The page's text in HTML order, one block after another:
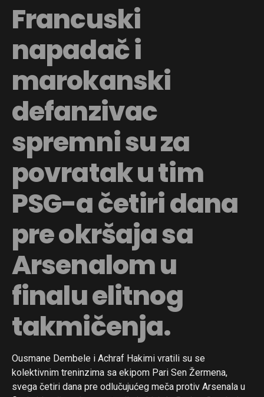
Francuski
napadač i
marokanski
defanzivac
spremni su za
povratak u tim
PSG-a četiri dana
pre okršaja sa
Arsenalom u
finalu elitnog
takmičenja.
Ousmane Dembele i Achraf Hakimi vratili su se
kolektivnim treninzima sa ekipom Pari Sen Žermena,
svega četiri dana pre odlučujućeg meča protiv Arsenala u